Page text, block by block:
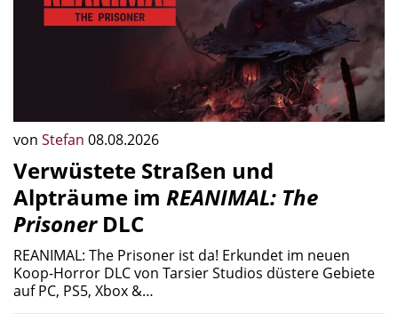
von Stefan 08.08.2026
Verwüstete Straßen und
Alpträume im REANIMAL: The
PrisonerDLC
REANIMAL: The Prisoner ist da! Erkundet im neuen
Koop-Horror DLC von Tarsier Studios düstere Gebiete
auf PC, PS5, Xbox &…